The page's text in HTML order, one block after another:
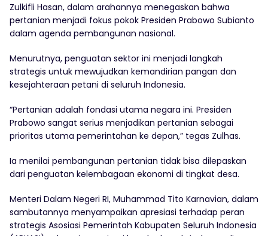
Zulkifli Hasan, dalam arahannya menegaskan bahwa
pertanian menjadi fokus pokok Presiden Prabowo Subianto
dalam agenda pembangunan nasional.
Menurutnya, penguatan sektor ini menjadi langkah
strategis untuk mewujudkan kemandirian pangan dan
kesejahteraan petani di seluruh Indonesia.
“Pertanian adalah fondasi utama negara ini. Presiden
Prabowo sangat serius menjadikan pertanian sebagai
prioritas utama pemerintahan ke depan,” tegas Zulhas.
Ia menilai pembangunan pertanian tidak bisa dilepaskan
dari penguatan kelembagaan ekonomi di tingkat desa.
Menteri Dalam Negeri RI, Muhammad Tito Karnavian, dalam
sambutannya menyampaikan apresiasi terhadap peran
strategis Asosiasi Pemerintah Kabupaten Seluruh Indonesia